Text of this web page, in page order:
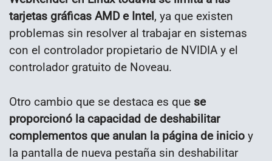
tarjetas gráficas AMD e Intel, ya que existen
problemas sin resolver al trabajar en sistemas
con el controlador propietario de NVIDIA y el
controlador gratuito de Noveau.
Otro cambio que se destaca es que se
proporcionó la capacidad de deshabilitar
complementos que anulan la página de inicio y
la pantalla de nueva pestaña sin deshabilitar